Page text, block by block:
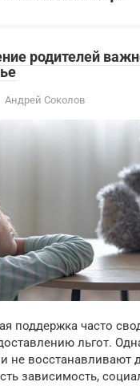
родителей
Андрей Соколов
поддержка часто
льгот.
не восстанавливают
зависимость,